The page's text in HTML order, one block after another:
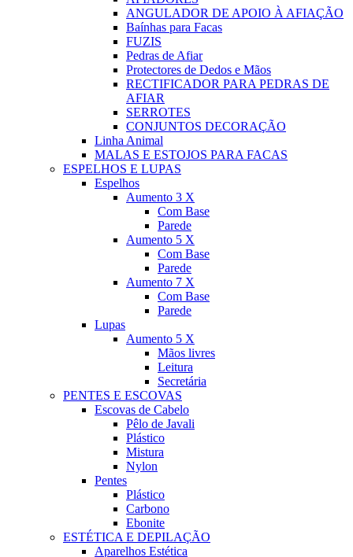
ANGULADOR DE APOIO À AFIAÇÃO
Baínhas para Facas
FUZIS
Pedras de Afiar
Protectores de Dedos e Mãos
RECTIFICADOR PARA PEDRAS DE
AFIAR
SERROTES
CONJUNTOS DECORAÇÃO
Linha Animal
MALAS E ESTOJOS PARA FACAS
ESPELHOS E LUPAS
Espelhos
Aumento 3 X
Com Base
Parede
Aumento 5 X
Com Base
Parede
Aumento 7 X
Com Base
Parede
Lupas
Aumento 5 X
Mãos livres
Leitura
Secretária
PENTES E ESCOVAS
Escovas de Cabelo
Pêlo de Javali
Plástico
Mistura
Nylon
Pentes
Plástico
Carbono
Ebonite
ESTÉTICA E DEPILAÇÃO
Aparelhos Estética